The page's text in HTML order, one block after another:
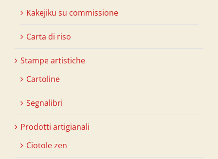
Kakejiku su commissione
Carta di riso
Stampe artistiche
Cartoline
Segnalibri
Prodotti artigianali
Ciotole zen